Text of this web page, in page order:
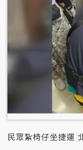
民眾紮椅仔坐捷運